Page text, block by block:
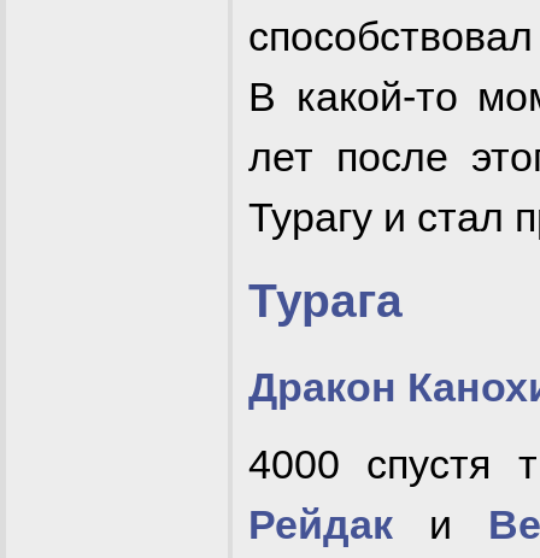
В какой-то
лет после
Турагу и стал
Турага
Дракон
4000 спустя
Рейдак и